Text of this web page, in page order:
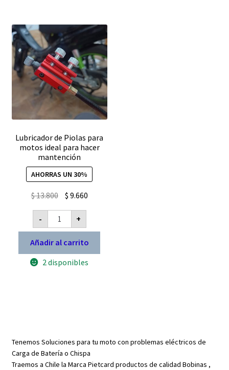
Lubricador de Piolas para
motos ideal para hacer
mantención
AHORRAS UN 30%
$13.800 El
original
era:
$ 13.800.
$ 9.660El
es:
$ 9.660.
-
Lubricador
Piolas
para
motos
ideal
para
+
Añadir al carrito
2 disponibles
Tenemos Soluciones para tu moto con problemas eléctricos de
Carga de Batería o Chispa
Traemos a Chile la Marca Pietcard productos de calidad Bobinas ,